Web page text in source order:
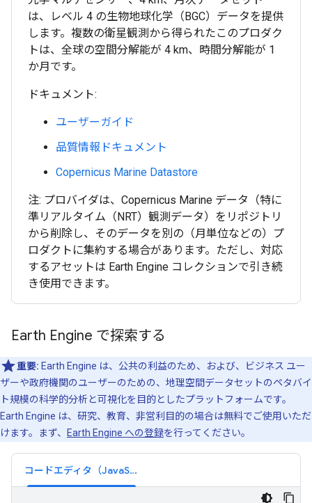
は、レベル 4 の生物地球化学（BGC）データを提供
します。複数の衛星観測から得られたこのプロダク
トは、全球の空間分解能が 4 km、時間分解能が 1
か月です。
ドキュメント:
ユーザーガイド
品質情報ドキュメント
Copernicus Marine Datastore
注: プロバイダは、Copernicus Marine データ（特に
準リアルタイム（NRT）観測データ）をリポジトリ
から削除し、そのデータを別の（月単位などの）プ
ロダクトに集約する場合があります。ただし、対応
するアセットは Earth Engine コレクションで引き続
き使用できます。
Earth Engine で探索する
重要: Earth Engine は、公共の利益のため、および、ビジネス ユー
ザーや政府機関のユーザーのための、地理空間データセットのペタバイ
ト規模の科学的分析と可視化を目的としたプラットフォームです。
Earth Engine は、研究、教育、非営利目的の場合は無料でご使用いただ
けます。まず、
Earth Engine への登録を行ってください。
コードエディタ（JavaScript）